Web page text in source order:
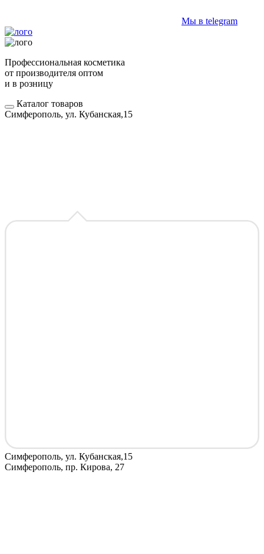
Мы в telegram
Профессиональная косметика
от производителя оптом
и в розницу
Каталог товаров
Симферополь, ул. Кубанская,15
Симферополь, ул. Кубанская,15
Симферополь, пр. Кирова, 27